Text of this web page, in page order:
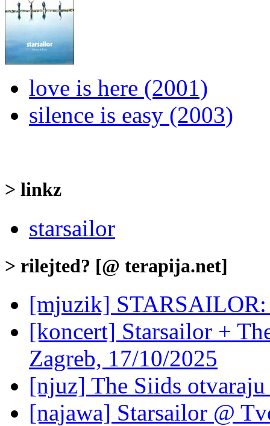
love is here (2001)
silence is easy (2003)
> linkz
starsailor
> rilejted? [@ terapija.net]
[mjuzik] STARSAILOR:
[koncert] Starsailor +
Zagreb, 17/10/2025
[njuz] The Siids otvaraju
[najawa] Starsailor @